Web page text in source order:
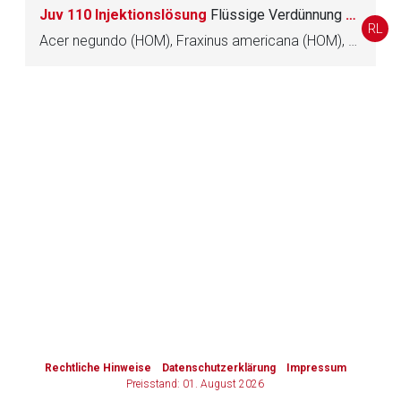
Juv 110 Injektionslösung Flüssige Verdünnung zur Injektion
Acer negundo (HOM), Fraxinus americana (HOM), Gallae turcicae (HOM), Haematoxylon (HOM), Lycopodium clavatum (HOM), Marsdenia cundurango (HOM), Prunus padus (HOM), Raphanus sativus (HOM), Scrophularia nodosa (HOM), Thuja occidentalis (HOM), Ulmus (HOM), Viscum album (HOM)
RL
Rechtliche Hinweise Datenschutzerklärung
Impressum
Preisstand: 01. August 2026
Zurück zur rote-liste.de Zur Seite